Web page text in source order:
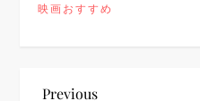
映画おすすめ
Previous
Previous